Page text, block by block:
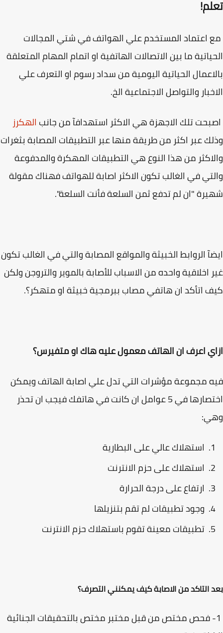
المستخدم علي الهواتف في شتي المجالات
ما بين الاتصالات الهاتفية او اتمام المهام المتعلقة
الحياتية اليومية من سداد رسوم او التعرف علي
والتواصل الاجتماعية الخ.
تلك الاجهزة هي الاكثر استهدافآ من جانبالهكرز
عبر اكثر من طريقة منها عبر التطبيقات المصابة بثغرات
من هذا النوع هي التطبيقات المهكرة والمدفوعة
في الغالب تكون الاكثر اصابة للهواتف فهناك مقولة
"ان لم تدفع ثمن السلعة فأنت السلعة".
الروابط الخبيثة والمواقع المصابة والتي في الغالب تكون
اخلاقية واحده من الاسباب للأصابة بالموير والتروجن ولكن
اتأكد ان هاتفي مصاب ببرمجية خبيثة او متهكر؟.
اعرف ان الهاتف معمول عليه هاك او متفيرس؟
مجموعة مؤشرات التي تدل علي اصابة الهاتف ويمكن
اختصارها في 5 عوامل ان كانت في هاتفك فيجب ان تحذر
استهلاك عالي على البطارية
استهلاك على حزم الانترنت
ارتفاع على درجة الحرارة
وجود تطبيقات لم تقم بتنزيلها
تطبيقات معينة تقوم باستهلاك حزم الانترنت
التاكد من الاصابة كيف يمكنني التصرف؟
فحص مختص من قبل مختبر مختص بالتحقيقات الجنائية